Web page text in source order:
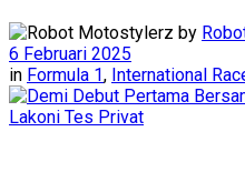
by
6 Februari 2025
in Formula 1, International